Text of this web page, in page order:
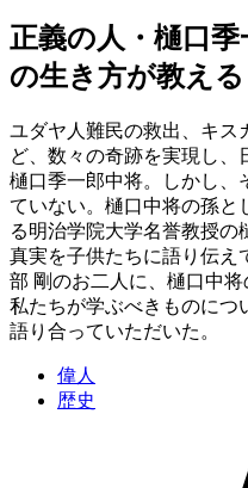
正義の人・樋口季
の生き方が教え
ユダヤ人難民の救出、キス
ど、数々の奇跡を実現し、
樋口季一郎中将。しかし、
ていない。樋口中将の孫と
る明治学院大学名誉教授
真実を子供たちに語り伝え
部 剛のお二人に、樋口中
私たちが学ぶべきものにつ
語り合っていただいた。
偉人
歴史